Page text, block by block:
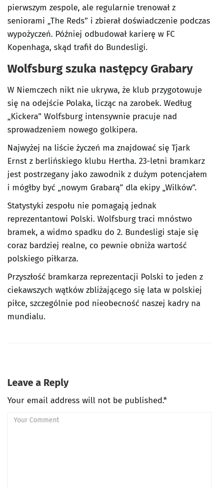
pierwszym zespole, ale regularnie trenował z
seniorami „The Reds” i zbierał doświadczenie podczas
wypożyczeń. Później odbudował karierę w FC
Kopenhaga, skąd trafił do Bundesligi.
Wolfsburg szuka następcy Grabary
W Niemczech nikt nie ukrywa, że klub przygotowuje
się na odejście Polaka, licząc na zarobek. Według
„Kickera” Wolfsburg intensywnie pracuje nad
sprowadzeniem nowego golkipera.
Najwyżej na liście życzeń ma znajdować się Tjark
Ernst z berlińskiego klubu Hertha. 23-letni bramkarz
jest postrzegany jako zawodnik z dużym potencjałem
i mógłby być „nowym Grabarą” dla ekipy „Wilków”.
Statystyki zespołu nie pomagają jednak
reprezentantowi Polski. Wolfsburg traci mnóstwo
bramek, a widmo spadku do 2. Bundesligi staje się
coraz bardziej realne, co pewnie obniża wartość
polskiego piłkarza.
Przyszłość bramkarza reprezentacji Polski to jeden z
ciekawszych wątków zbliżającego się lata w polskiej
piłce, szczególnie pod nieobecność naszej kadry na
mundialu.
Leave a Reply
Your email address will not be published.*